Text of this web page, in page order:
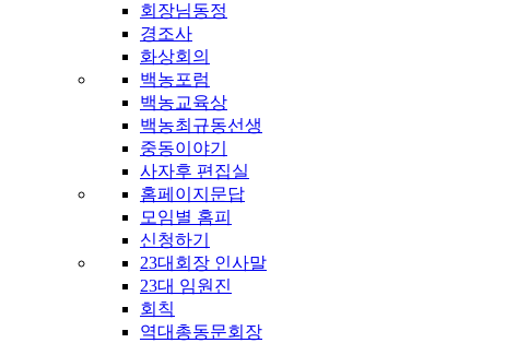
회장님동정
경조사
화상회의
백농포럼
백농교육상
백농최규동선생
중동이야기
사자후 편집실
홈페이지문답
모임별 홈피
신청하기
23대회장 인사말
23대 임원진
회칙
역대총동문회장